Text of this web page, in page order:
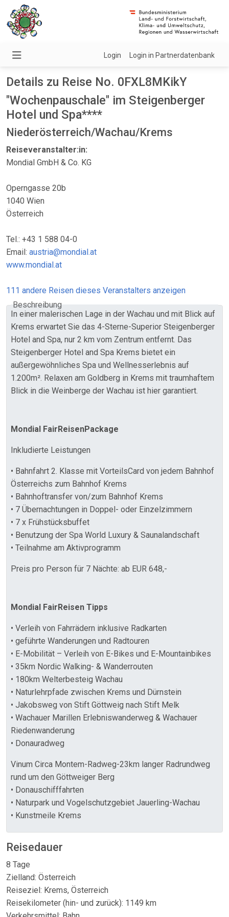
Login Login in Partnerdatenbank
Details zu Reise No. 0FXL8MKikY
"Wochenpauschale" im Steigenberger
Hotel und Spa****
Niederösterreich/Wachau/Krems
Reiseveranstalter:in:
Mondial GmbH & Co. KG
Operngasse 20b
1040 Wien
Österreich
Tel.: +43 1 588 04-0
Email: austria@mondial.at
www.mondial.at
111 andere Reisen dieses Veranstalters anzeigen
Beschreibung
In einer malerischen Lage in der Wachau und mit Blick auf
Krems erwartet Sie das 4-Sterne-Superior Steigenberger
Hotel and Spa, nur 2 km vom Zentrum entfernt. Das
Steigenberger Hotel and Spa Krems bietet ein
außergewöhnliches Spa und Wellnesserlebnis auf
1.200m². Relaxen am Goldberg in Krems mit traumhaftem
Blick in die Weinberge der Wachau ist hier garantiert.
Mondial FairReisenPackage
Inkludierte Leistungen
• Bahnfahrt 2. Klasse mit VorteilsCard von jedem Bahnhof
Österreichs zum Bahnhof Krems
• Bahnhoftransfer von/zum Bahnhof Krems
• 7 Übernachtungen in Doppel- oder Einzelzimmern
• 7 x Frühstücksbuffet
• Benutzung der Spa World Luxury & Saunalandschaft
• Teilnahme am Aktivprogramm
Preis pro Person für 7 Nächte: ab EUR 648,-
Mondial FairReisen Tipps
• Verleih von Fahrrädern inklusive Radkarten
• geführte Wanderungen und Radtouren
• E-Mobilität – Verleih von E-Bikes und E-Mountainbikes
• 35km Nordic Walking- & Wanderrouten
• 180km Welterbesteig Wachau
• Naturlehrpfade zwischen Krems und Dürnstein
• Jakobsweg von Stift Göttweig nach Stift Melk
• Wachauer Marillen Erlebniswanderweg & Wachauer
Riedenwanderung
• Donauradweg
Vinum Circa Montem-Radweg-23km langer Radrundweg
rund um den Göttweiger Berg
• Donauschifffahrten
• Naturpark und Vogelschutzgebiet Jauerling-Wachau
• Kunstmeile Krems
Reisedauer
8 Tage
Zielland: Österreich
Reiseziel: Krems, Österreich
Reisekilometer (hin- und zurück): 1149 km